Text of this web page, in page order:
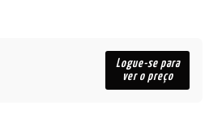
Logue-se para
ver o preço